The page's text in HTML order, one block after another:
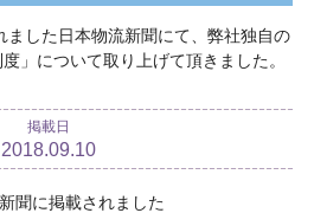
ました日本物流新聞にて、弊社独自の
」について取り上げて頂きました。
掲載日
2018.09.10
聞に掲載されました